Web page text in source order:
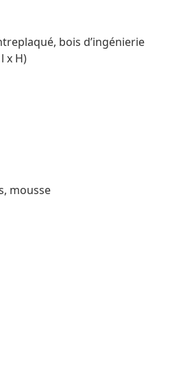
bois d’ingénierie
x H)
mousse